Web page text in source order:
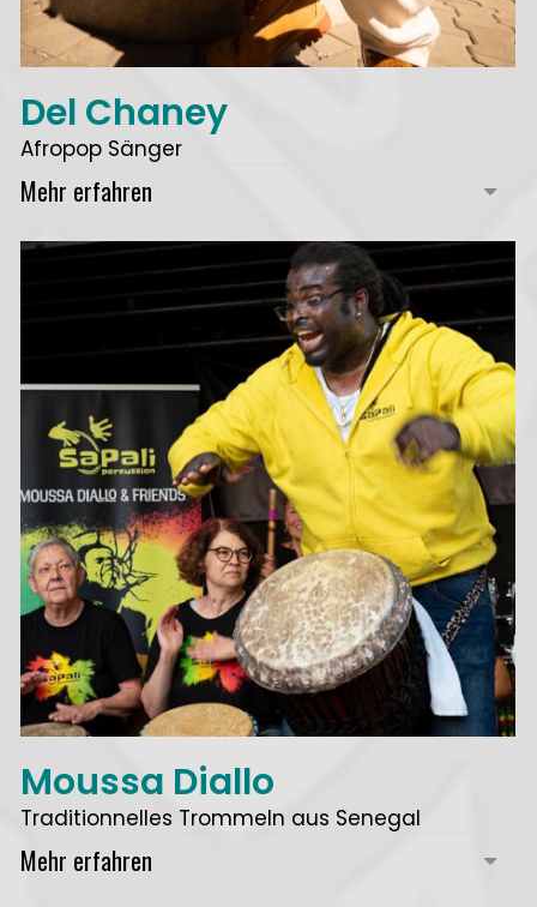
Del Chaney
Afropop Sänger
Mehr erfahren
Moussa Diallo
Traditionnelles Trommeln aus Senegal
Mehr erfahren